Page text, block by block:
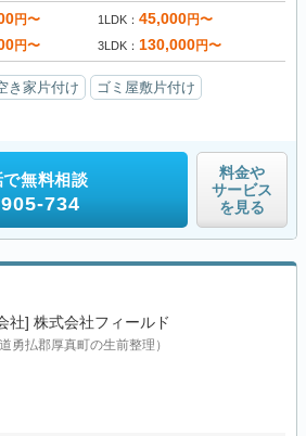
円〜 1LDK 45,000円〜
円〜 3LDK 130,000円〜
き家片付け
ゴミ屋敷片付け
で無料相談
734
料金や
サービス
を見る
社] 株式会社フィールド
道勇払郡厚真町の生前整理）